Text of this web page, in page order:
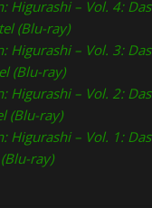
Higurashi – Vol. 4: Das
(Blu-ray)
Higurashi – Vol. 3: Das
(Blu-ray)
Higurashi – Vol. 2: Das
(Blu-ray)
Higurashi – Vol. 1: Das
ray)